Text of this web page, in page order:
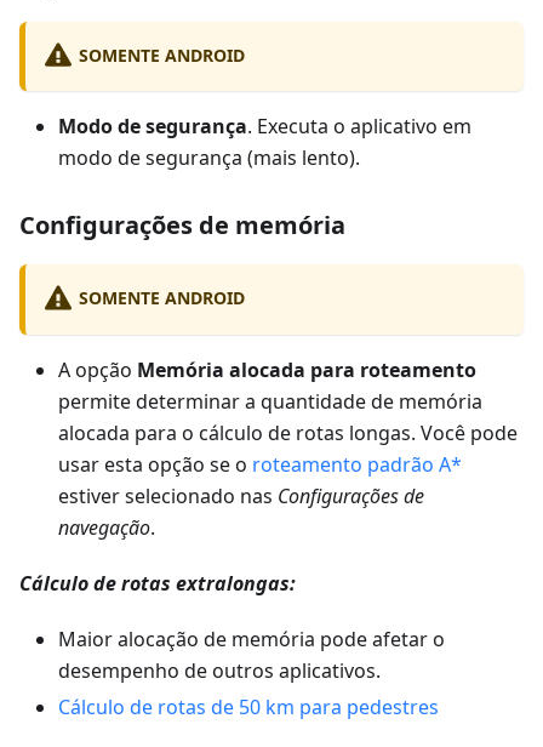
SOMENTE ANDROID
Modo de segurança. Executa o aplicativo em
modo de segurança (mais lento).
Configurações de memória
SOMENTE ANDROID
A opção Memória alocada para roteamento
permite determinar a quantidade de memória
alocada para o cálculo de rotas longas. Você pode
usar esta opção se o roteamento padrão A*
estiver selecionado nas Configurações de
navegação.
Cálculo de rotas extralongas:
Maior alocação de memória pode afetar o
desempenho de outros aplicativos.
Cálculo de rotas de 50 km para pedestres